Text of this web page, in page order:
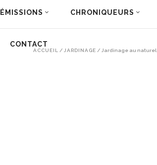
ÉMISSIONS CHRONIQUEURS
CONTACT
ACCUEIL / JARDINAGE / Jardinage au naturel